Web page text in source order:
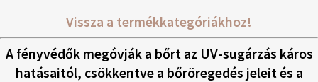
Vissza a termékkategóriákhoz!
A fényvédők megóvják a bőrt az UV-sugárzás káros
hatásaitól, csökkentve a bőröregedés jeleit és a